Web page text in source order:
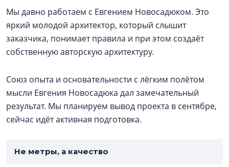
Мы давно работаем с Евгением Новосадюком. Это
яркий молодой архитектор, который слышит
заказчика, понимает правила и при этом создаёт
собственную авторскую архитектуру.
Союз опыта и основательности с лёгким полётом
мысли Евгения Новосадюка дал замечательный
результат. Мы планируем вывод проекта в сентябре,
сейчас идёт активная подготовка.
Не метры, а качество